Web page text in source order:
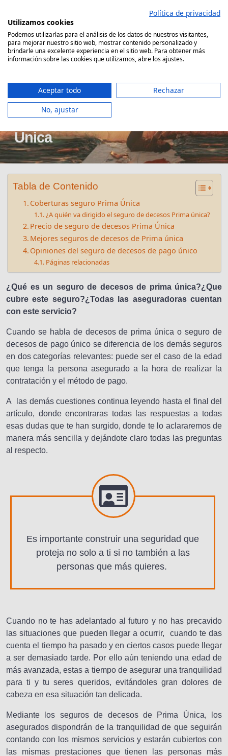
contenido
Comparador Seguro Decesos
Seguro de Decesos Prima
Única
Tabla de Contenido
Coberturas seguro Prima Única
¿A quién va dirigido el seguro de decesos Prima única?
Precio de seguro de decesos Prima Única
Mejores seguros de decesos de Prima única
Opiniones del seguro de decesos de pago único
Páginas relacionadas
¿Qué es un seguro de decesos de prima única?¿Que
cubre este seguro?¿Todas las aseguradoras cuentan
con este servicio?
Cuando se habla de decesos de prima única o seguro de
decesos de pago único se diferencia de los demás seguros
en dos categorías relevantes: puede ser el caso de la edad
que tenga la persona asegurado a la hora de realizar la
contratación y el método de pago.
A las demás cuestiones continua leyendo hasta el final del
artículo, donde encontraras todas las respuestas a todas
esas dudas que te han surgido, donde te lo aclararemos de
manera más sencilla y dejándote claro todas las preguntas
al respecto.
Es importante construir una seguridad que
proteja no solo a ti si no también a las
personas que más quieres.
Cuando no te has adelantado al futuro y no has precavido
las situaciones que pueden llegar a ocurrir, cuando te das
cuenta el tiempo ha pasado y en ciertos casos puede llegar
a ser demasiado tarde. Por ello aún teniendo una edad de
más avanzada, estas a tiempo de asegurar una tranquilidad
para ti y tu seres queridos, evitándoles gran dolores de
cabeza en esa situación tan delicada.
Mediante los seguros de decesos de Prima Única, los
asegurados dispondrán de la tranquilidad de que seguirán
contando con los mismos servicios y estarán cubiertos con
las mismas prestaciones que tienen las personas más
Política de privacidad
Utilizamos cookies
Podemos utilizarlas para el análisis de los datos de nuestros visitantes,
para mejorar nuestro sitio web, mostrar contenido personalizado y
brindarle una excelente experiencia en el sitio web. Para obtener más
información sobre las cookies que utilizamos, abre los ajustes.
Aceptar todo
Rechazar
No, ajustar